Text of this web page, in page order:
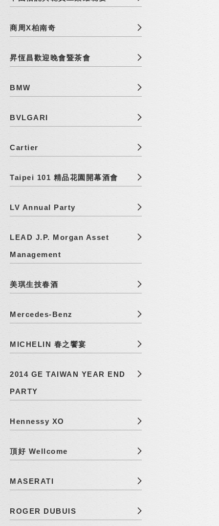
商周X柏南奇
昇恆昌歡迎晚會暨茶會
BMW
BVLGARI
Cartier
Taipei 101 精品花園開幕酒會
LV Annual Party
LEAD J.P. Morgan Asset
Management
美琪生技春酒
Mercedes-Benz
MICHELIN 春之饗宴
2014 GE TAIWAN YEAR END
PARTY
Hennessy XO
頂好 Wellcome
MASERATI
ROGER DUBUIS